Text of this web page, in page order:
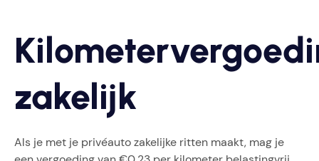
zakelijk
Als je met je privéauto zakelijke ritten maakt, mag je